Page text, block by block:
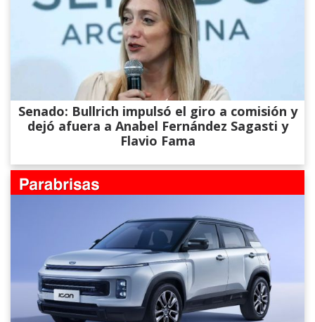
Senado: Bullrich impulsó el giro a comisión y
dejó afuera a Anabel Fernández Sagasti y
Flavio Fama